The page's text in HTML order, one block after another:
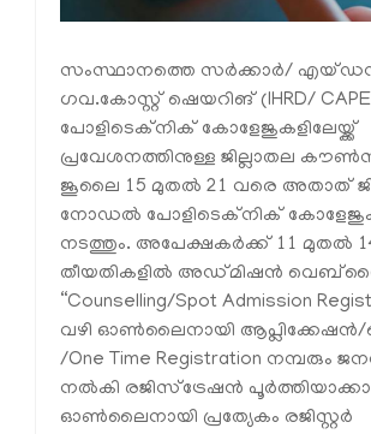
സംസ്ഥാനത്തെ സർക്കാർ/
ഗവ.കോസ്റ്റ് ഷെയറിങ് (IHRD/
പോളിടെക്‌നിക് കോളേജുകളിലേയ്ക്ക്
പ്രവേശനത്തിനുള്ള ജില്ലാതല
ജൂലൈ 15 മുതൽ 21 വരെ അതാത്
നോഡൽ പോളിടെക്‌നിക്
നടത്തും. അപേക്ഷകർക്ക് 11 മുതൽ
തീയതികളിൽ അഡ്മിഷൻ
“Counselling/Spot Admission
വഴി ഓൺലൈനായി
/One Time Registration നമ്പരും
നൽകി രജിസ്‌ട്രേഷൻ
ഓൺലൈനായി പ്രത്യേകം രജിസ്റ്റർ